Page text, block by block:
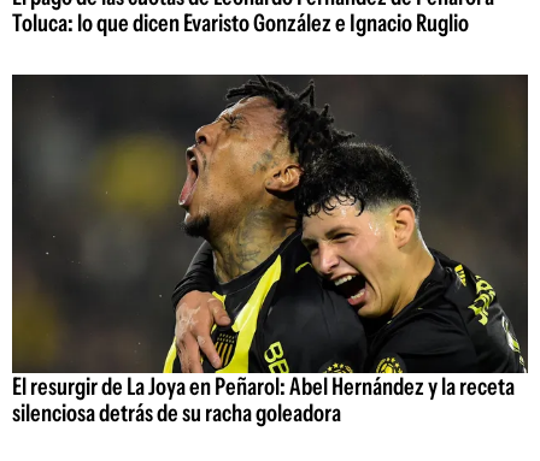
Toluca: lo que dicen Evaristo González e Ignacio Ruglio
El resurgir de La Joya en Peñarol: Abel Hernández y la receta
silenciosa detrás de su racha goleadora